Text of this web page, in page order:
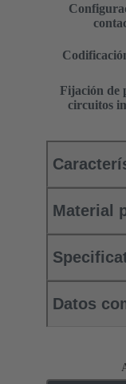
Fijación de
circuitos
Material
Datos